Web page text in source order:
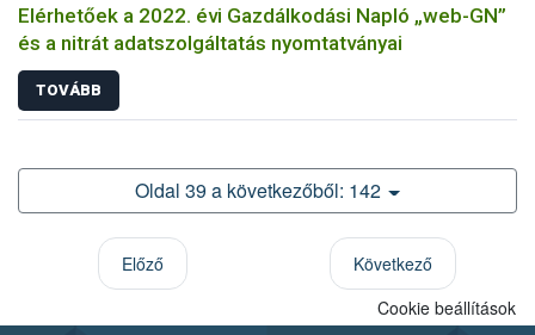
Elérhetőek a 2022. évi Gazdálkodási Napló „web-GN”
és a nitrát adatszolgáltatás nyomtatványai
TOVÁBB
Oldal 39 a következőből: 142
Előző
Következő
Cookie beállítások